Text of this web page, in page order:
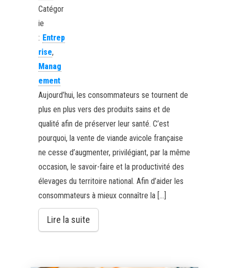
Catégor
ie
: Entrep
rise,
Manag
ement
Aujourd’hui, les consommateurs se tournent de
plus en plus vers des produits sains et de
qualité afin de préserver leur santé. C’est
pourquoi, la vente de viande avicole française
ne cesse d’augmenter, privilégiant, par la même
occasion, le savoir-faire et la productivité des
élevages du territoire national. Afin d’aider les
consommateurs à mieux connaître la […]
Lire la suite